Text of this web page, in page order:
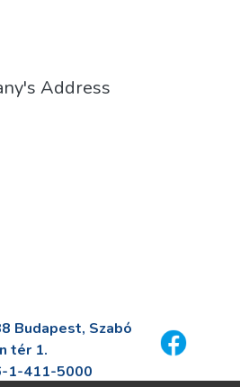
Address
Budapest, Szabó
tér 1.
1-411-5000